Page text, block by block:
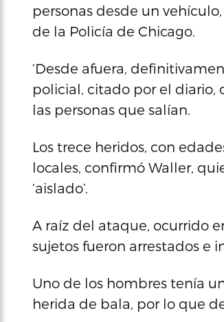
personas desde un
de la Policía de Chicago.
‘Desde afuera,
policial, citado por el diario,
las personas que salían.
Los trece heridos, con
locales, confirmó Waller,
‘aislado’.
A raíz del ataque, ocurrido
sujetos fueron arrestados e
Uno de los hombres tenía
herida de bala, por lo que